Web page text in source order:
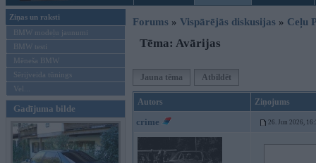
Ziņas un raksti
BMW modeļu jaunumi
BMW testi
Mēneša BMW
Sērijveida tūnings
Vel...
Gadījuma bilde
Forums » Vispārējās diskusijas » Ceļu
Tēma: Avārijas
Jauna tēma Atbildēt
Autors Ziņojums
crime 26. Jun 2026,